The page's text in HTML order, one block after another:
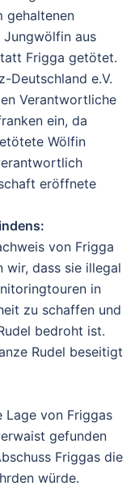
gehaltenen
Jungwölfin aus
Frigga getötet.
Deutschland e.V.
Verantwortliche
ein, da
Wölfin
eröffnete
:
von Frigga
dass sie illegal
in
zu schaffen und
bedroht ist.
Rudel beseitigt
Lage von Friggas
gefunden
Friggas die
würde.